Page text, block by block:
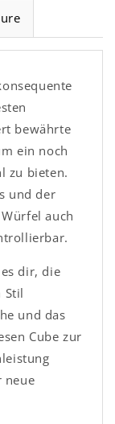
bewährte
ein noch
zu bieten.
und der
auch
dir, die
Stil
und das
Cube zur
neue